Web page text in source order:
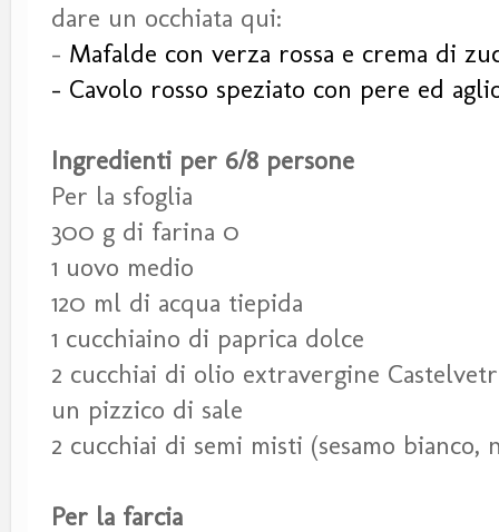
dare un occhiata qui:
- Mafalde con verza rossa e crema di
- Cavolo rosso speziato con pere ed
Ingredienti per 6/8 persone
Per la sfoglia
300 g di farina 0
1 uovo medio
120 ml di acqua tiepida
1 cucchiaino di paprica dolce
2 cucchiai di olio extravergine
un pizzico di sale
2 cucchiai di semi misti (sesamo bianco,
Per la farcia